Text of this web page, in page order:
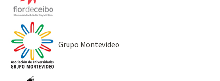
Grupo Montevideo